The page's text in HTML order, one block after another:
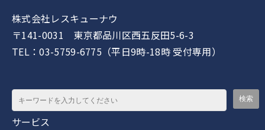
株式会社レスキューナウ
〒141-0031 東京都品川区西五反田5-6-3
TEL：03-5759-6775（平日9時-18時 受付専用）
サービス